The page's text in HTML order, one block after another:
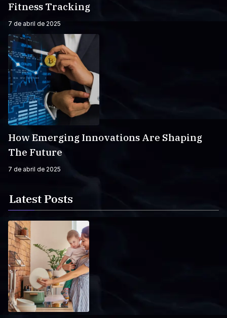
Fitness Tracking
7 de abril de 2025
How Emerging Innovations Are Shaping
The Future
7 de abril de 2025
Latest Posts